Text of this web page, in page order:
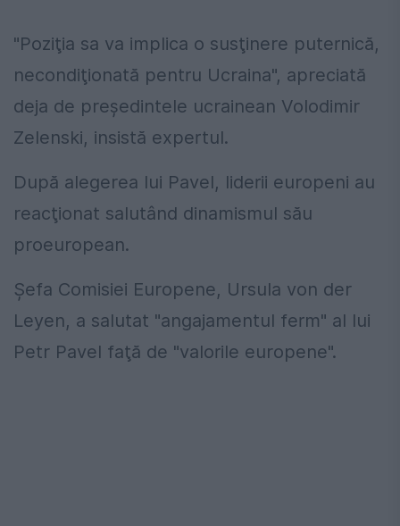
"Poziţia sa va implica o susţinere puternică,
necondiţionată pentru Ucraina", apreciată
deja de preşedintele ucrainean Volodimir
Zelenski, insistă expertul.
După alegerea lui Pavel, liderii europeni au
reacţionat salutând dinamismul său
proeuropean.
Şefa Comisiei Europene, Ursula von der
Leyen, a salutat "angajamentul ferm" al lui
Petr Pavel faţă de "valorile europene".